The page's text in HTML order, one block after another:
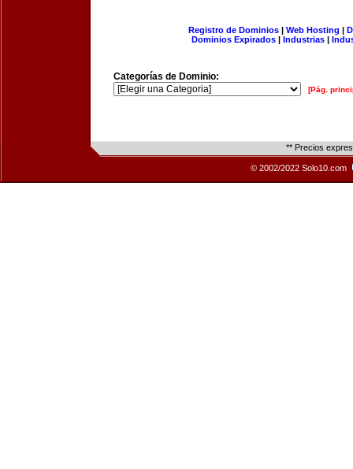
Registro de Dominios| Web Hosting |
Dominios Expirados | Industrias |
Categorías de Dominio:
[Pág.
** Precios
© 2002/2022 Solo10.com